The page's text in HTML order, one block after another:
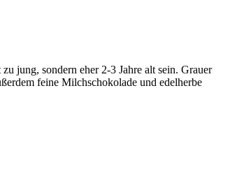
jung, sondern eher 2-3 Jahre alt sein. Grauer
feine Milchschokolade und edelherbe